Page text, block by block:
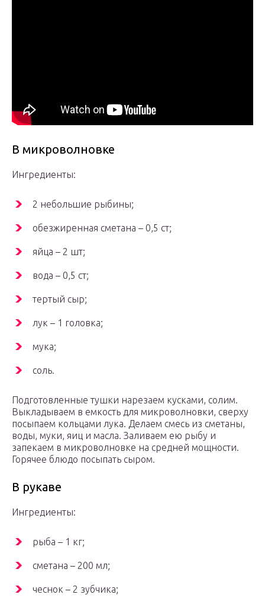
В микроволновке
Ингредиенты:
2 небольшие рыбины;
обезжиренная сметана – 0,5 ст;
яйца – 2 шт;
вода – 0,5 ст;
тертый сыр;
лук – 1 головка;
мука;
соль.
Подготовленные тушки нарезаем кусками, солим.
Выкладываем в емкость для микроволновки, сверху
посыпаем кольцами лука. Делаем смесь из сметаны,
воды, муки, яиц и масла. Заливаем ею рыбу и
запекаем в микроволновке на средней мощности.
Горячее блюдо посыпать сыром.
В рукаве
Ингредиенты:
рыба – 1 кг;
сметана – 200 мл;
чеснок – 2 зубчика;